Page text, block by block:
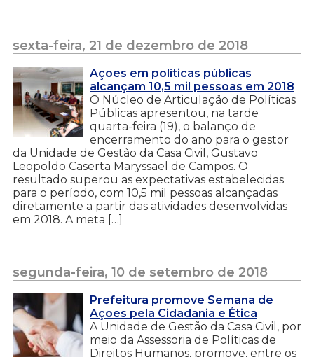
sexta-feira, 21 de dezembro de 2018
Ações em políticas públicas
alcançam 10,5 mil pessoas em 2018
O Núcleo de Articulação de Políticas
Públicas apresentou, na tarde
quarta-feira (19), o balanço de
encerramento do ano para o gestor
da Unidade de Gestão da Casa Civil, Gustavo
Leopoldo Caserta Maryssael de Campos. O
resultado superou as expectativas estabelecidas
para o período, com 10,5 mil pessoas alcançadas
diretamente a partir das atividades desenvolvidas
em 2018. A meta […]
segunda-feira, 10 de setembro de 2018
Prefeitura promove Semana de
Ações pela Cidadania e Ética
A Unidade de Gestão da Casa Civil, por
meio da Assessoria de Políticas de
Direitos Humanos, promove, entre os